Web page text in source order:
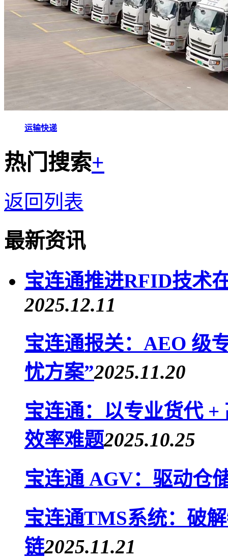
运输快递
热门搜索+
返回列表
最新资讯
宝连通推进RFID技术
2025.12.11
宝连通报关：AEO 级
忧方案”2025.11.20
宝连通：以专业货代
效率难题2025.10.25
宝连通 AGV：驱动仓
宝连通TMS系统：破
链2025.11.21